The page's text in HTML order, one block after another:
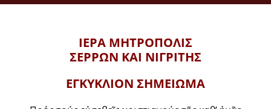
ΙΕΡΑ ΜΗΤΡΟΠΟΛΙΣ
ΣΕΡΡΩΝ ΚΑΙ ΝΙΓΡΙΤΗΣ
ΕΓΚΥΚΛΙON ΣΗΜΕΙΩΜΑ